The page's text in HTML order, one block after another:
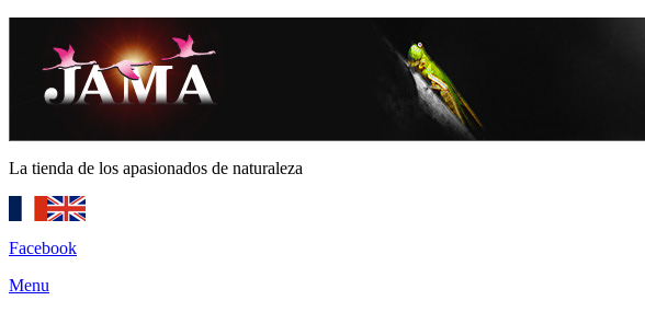
La tienda de los apasionados de naturaleza
Facebook
Menu